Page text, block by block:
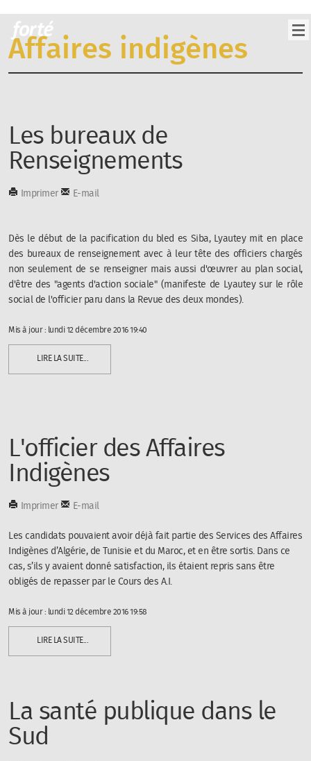
Affaires indigènes
Les bureaux de
Renseignements
Imprimer E-mail
Dès le début de la pacification du bled es Siba, Lyautey mit en place
des bureaux de renseignement avec à leur tête des officiers chargés
non seulement de se renseigner mais aussi d'œuvrer au plan social,
d'être des "agents d'action sociale" (manifeste de Lyautey sur le rôle
social de l'officier paru dans la Revue des deux mondes).
Mis à jour : lundi 12 décembre 2016 19:40
LIRE LA SUITE...
L'officier des Affaires
Indigènes
Imprimer
E-mail
Les candidats pouvaient avoir déjà fait partie des Services des Affaires
Indigènes d’Algérie, de Tunisie et du Maroc, et en être sortis. Dans ce
cas, s’ils y avaient donné satisfaction, ils étaient repris sans être
obligés de repasser par le Cours des A.I.
Mis à jour : lundi 12 décembre 2016 19:58
LIRE LA SUITE...
La santé publique dans le
Sud